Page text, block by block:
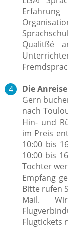
Qualitßé
Die
Gern
nach
Hin- und
im Preis
10:00 bis
10:00 bis
Tochter
Empfang
Bitte rufen
Mail.
Flugtickets